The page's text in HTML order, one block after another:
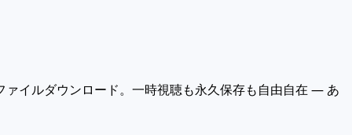
イルダウンロード。一時視聴も永久保存も自由自在 — あ